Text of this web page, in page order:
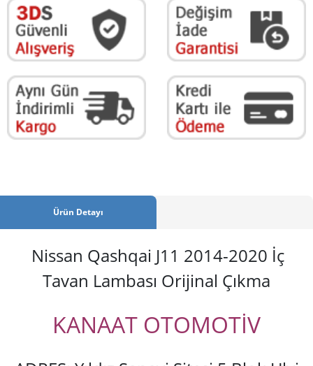
Ürün Detayı
Nissan Qashqai J11 2014-2020 İç
Tavan Lambası Orijinal Çıkma
KANAAT OTOMOTİV